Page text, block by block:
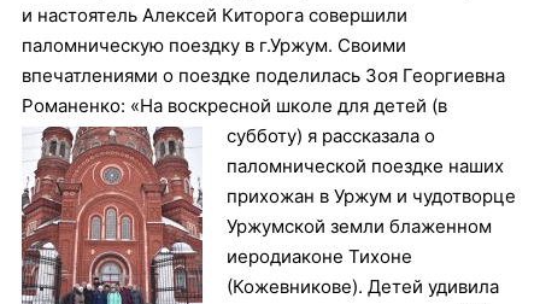
и настоятель Алексей Киторога совершили
паломническую поездку в г.Уржум. Своими
впечатлениями о поездке поделилась Зоя Георгиевна
Романенко: «На воскресной школе для детей (в
субботу) я рассказала о
паломнической поездке наших
прихожан в Уржум и чудотворце
Уржумской земли блаженном
иеродиаконе Тихоне
(Кожевникове). Детей удивила